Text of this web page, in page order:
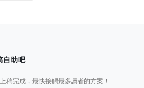
自助吧
稿完成，最快接觸最多讀者的方案！